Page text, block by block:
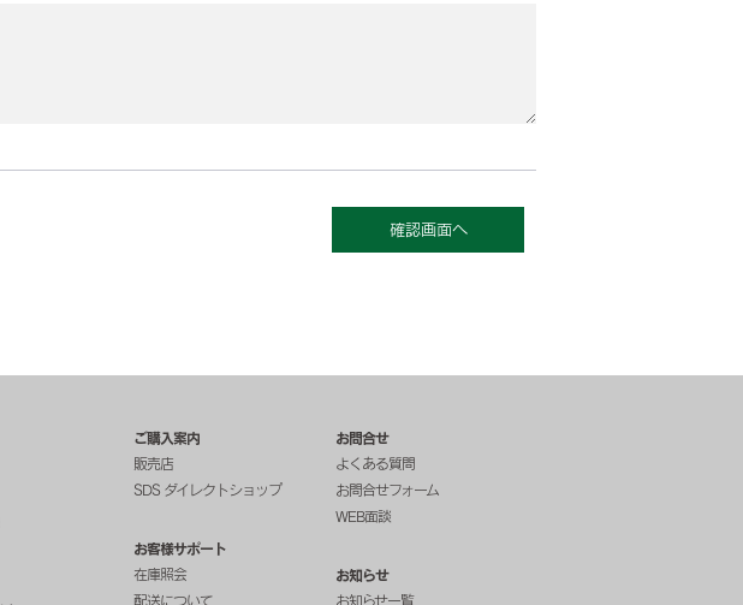
ご購入案内
販売店
SDS ダイレクトショップ
お客様サポート
在庫照会
配送について
お問合せ
よくある質問
お問合せフォーム
WEB面談
お知らせ
お知らせ一覧